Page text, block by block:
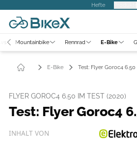
Hefte
Mountainbike Rennrad E-Bike
E-Bike Test: Flyer Goroc4 6.50
FLYER GOROC4 6.50 IM TEST (2020)
Test: Flyer Goroc4
INHALT VON